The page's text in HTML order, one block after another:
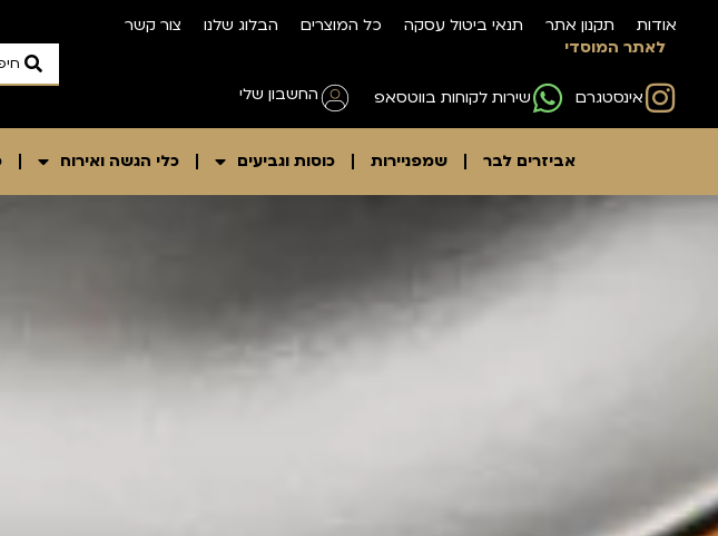
אודות תקנון אתר תנאי ביטול עסקה כל המוצרים הבלוג שלנו
צור קשר
לאתר המוסדי
אינסטגרם שירות לקוחות בווטסאפ החשבון שלי
אביזרים לבר שמפניירות כוסות וגביעים כלי הגשה ואירוח